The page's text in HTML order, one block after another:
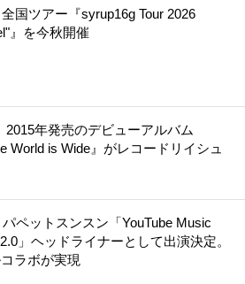
国ツアー『syrup16g Tour 2026
』を今秋開催
2015年発売のデビューアルバム
World is Wide』がレコードリイシュ
ペットスンスン「YouTube Music
」ヘッドライナーとして出演決定。
ラボが実現